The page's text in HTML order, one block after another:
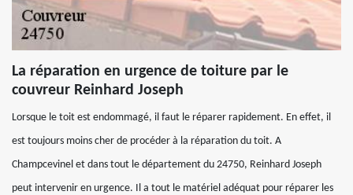
La réparation en urgence de toiture par le
couvreur Reinhard Joseph
Lorsque le toit est endommagé, il faut le réparer rapidement. En effet, il
est toujours moins cher de procéder à la réparation du toit. A
Champcevinel et dans tout le département du 24750, Reinhard Joseph
peut intervenir en urgence. Il a tout le matériel adéquat pour réparer les